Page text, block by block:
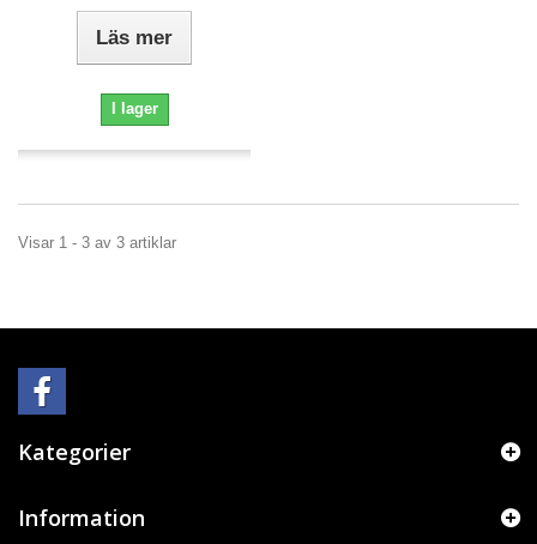
Läs mer
I lager
Visar 1 - 3 av 3 artiklar
Kategorier
Information